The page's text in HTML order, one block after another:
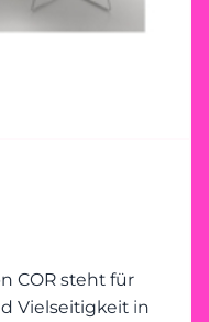
COR steht für
Vielseitigkeit in